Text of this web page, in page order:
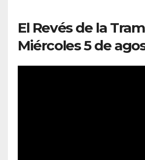
El Revés de la
Miércoles 5 de